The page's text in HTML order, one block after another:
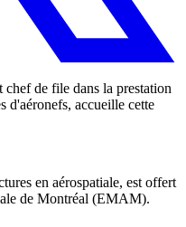
de file dans la prestation
d'aéronefs, accueille cette
en aérospatiale, est offert
de Montréal (EMAM).